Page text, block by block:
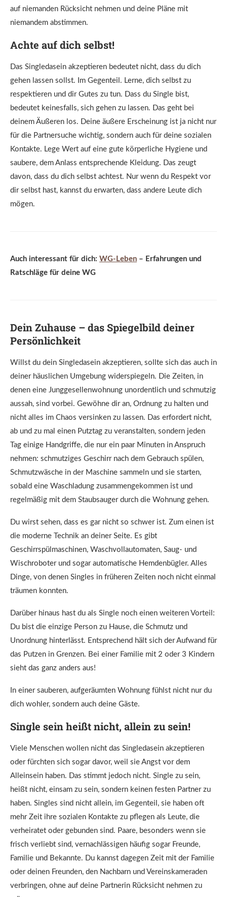
auf niemanden Rücksicht nehmen und deine Pläne mit
niemandem abstimmen.
Achte auf dich selbst!
Das Singledasein akzeptieren bedeutet nicht, dass du dich
gehen lassen sollst. Im Gegenteil. Lerne, dich selbst zu
respektieren und dir Gutes zu tun. Dass du Single bist,
bedeutet keinesfalls, sich gehen zu lassen. Das geht bei
deinem Äußeren los. Deine äußere Erscheinung ist ja nicht nur
für die Partnersuche wichtig, sondern auch für deine sozialen
Kontakte. Lege Wert auf eine gute körperliche Hygiene und
saubere, dem Anlass entsprechende Kleidung. Das zeugt
davon, dass du dich selbst achtest. Nur wenn du Respekt vor
dir selbst hast, kannst du erwarten, dass andere Leute dich
mögen.
Auch interessant für dich: WG-Leben – Erfahrungen und
Ratschläge für deine WG
Dein Zuhause – das Spiegelbild deiner
Persönlichkeit
Willst du dein Singledasein akzeptieren, sollte sich das auch in
deiner häuslichen Umgebung widerspiegeln. Die Zeiten, in
denen eine Junggesellenwohnung unordentlich und schmutzig
aussah, sind vorbei. Gewöhne dir an, Ordnung zu halten und
nicht alles im Chaos versinken zu lassen. Das erfordert nicht,
ab und zu mal einen Putztag zu veranstalten, sondern jeden
Tag einige Handgriffe, die nur ein paar Minuten in Anspruch
nehmen: schmutziges Geschirr nach dem Gebrauch spülen,
Schmutzwäsche in der Maschine sammeln und sie starten,
sobald eine Waschladung zusammengekommen ist und
regelmäßig mit dem Staubsauger durch die Wohnung gehen.
Du wirst sehen, dass es gar nicht so schwer ist. Zum einen ist
die moderne Technik an deiner Seite. Es gibt
Geschirrspülmaschinen, Waschvollautomaten, Saug- und
Wischroboter und sogar automatische Hemdenbügler. Alles
Dinge, von denen Singles in früheren Zeiten noch nicht einmal
träumen konnten.
Darüber hinaus hast du als Single noch einen weiteren Vorteil:
Du bist die einzige Person zu Hause, die Schmutz und
Unordnung hinterlässt. Entsprechend hält sich der Aufwand für
das Putzen in Grenzen. Bei einer Familie mit 2 oder 3 Kindern
sieht das ganz anders aus!
In einer sauberen, aufgeräumten Wohnung fühlst nicht nur du
dich wohler, sondern auch deine Gäste.
Single sein heißt nicht, allein zu sein!
Viele Menschen wollen nicht das Singledasein akzeptieren
oder fürchten sich sogar davor, weil sie Angst vor dem
Alleinsein haben. Das stimmt jedoch nicht. Single zu sein,
heißt nicht, einsam zu sein, sondern keinen festen Partner zu
haben. Singles sind nicht allein, im Gegenteil, sie haben oft
mehr Zeit ihre sozialen Kontakte zu pflegen als Leute, die
verheiratet oder gebunden sind. Paare, besonders wenn sie
frisch verliebt sind, vernachlässigen häufig sogar Freunde,
Familie und Bekannte. Du kannst dagegen Zeit mit der Familie
oder deinen Freunden, den Nachbarn und Vereinskameraden
verbringen, ohne auf deine Partnerin Rücksicht nehmen zu